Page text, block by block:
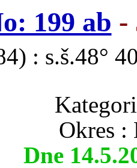
199 ab -
: s.š.48°
Okres :
Dne